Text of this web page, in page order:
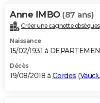
Anne IMBO (87 ans)
Créer une cagnotte obsèques
Naissance
15/02/1931 à
Décès
19/08/2018 à Gordes (